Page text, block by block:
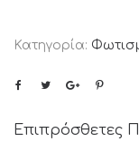
Κατηγορία:
Επιπρόσθετες